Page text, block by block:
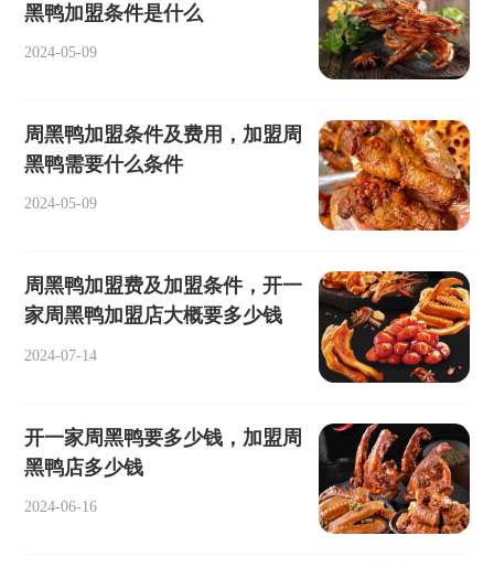
黑鸭加盟条件是什么
2024-05-09
周黑鸭加盟条件及费用，加盟周
黑鸭需要什么条件
2024-05-09
周黑鸭加盟费及加盟条件，开一
家周黑鸭加盟店大概要多少钱
2024-07-14
开一家周黑鸭要多少钱，加盟周
黑鸭店多少钱
2024-06-16